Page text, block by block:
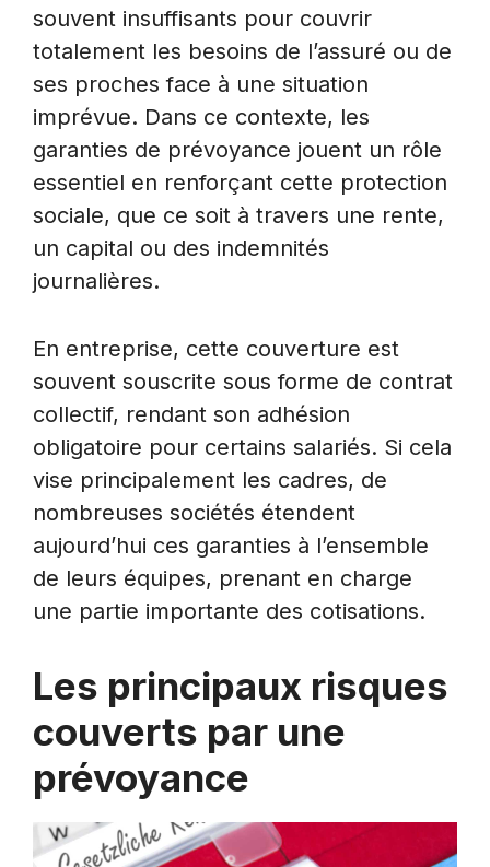
souvent insuffisants pour couvrir
totalement les besoins de l’assuré ou de
ses proches face à une situation
imprévue. Dans ce contexte, les
garanties de prévoyance jouent un rôle
essentiel en renforçant cette protection
sociale, que ce soit à travers une rente,
un capital ou des indemnités
journalières.
En entreprise, cette couverture est
souvent souscrite sous forme de contrat
collectif, rendant son adhésion
obligatoire pour certains salariés. Si cela
vise principalement les cadres, de
nombreuses sociétés étendent
aujourd’hui ces garanties à l’ensemble
de leurs équipes, prenant en charge
une partie importante des cotisations.
Les principaux risques
couverts par une
prévoyance